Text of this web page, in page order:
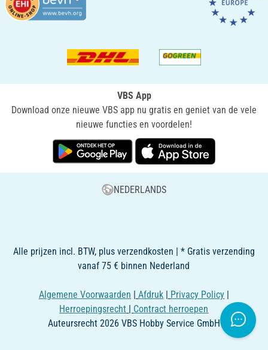
VBS App
Download onze nieuwe VBS app nu gratis en geniet van de vele
nieuwe functies en voordelen!
NEDERLANDS
Alle prijzen incl. BTW, plus verzendkosten | * Gratis verzending
vanaf 75 € binnen Nederland
Algemene Voorwaarden | Afdruk | Privacy Policy |
Herroepingsrecht | Contract herroepen
Auteursrecht 2026 VBS Hobby Service GmbH